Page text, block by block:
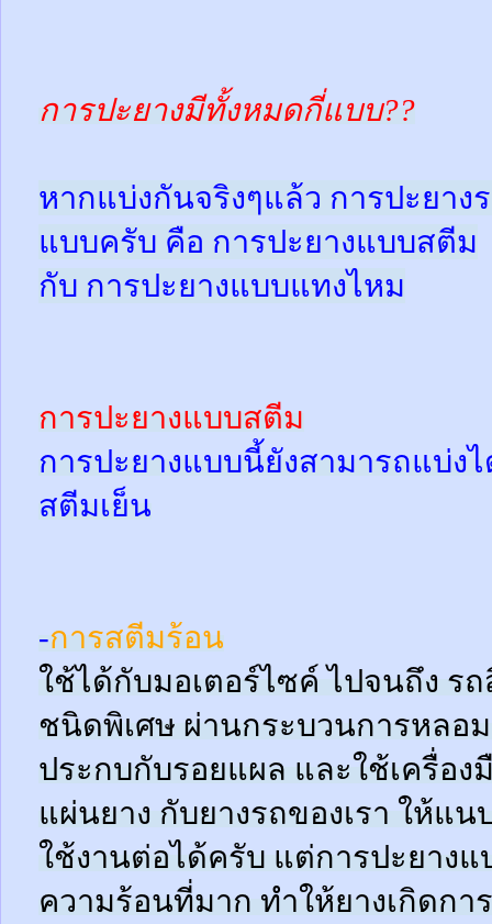
การปะยางมีทั้งหมดกี่แบบ??
หากแบ่งกันจริงๆแล้ว การปะยาง
แบบครับ คือ การปะยางแบบสตีม
กับ การปะยางแบบแทงไหม
การปะยางแบบสตีม
การปะยางแบบนี้ยังสามารถแบ่ง
สตีมเย็น
-การสตีมร้อน
ใช้ได้กับมอเตอร์ไซค์ ไปจนถึง ร
ชนิดพิเศษ ผ่านกระบวนการหลอ
ประกบกับรอยแผล และใช้เครื่อง
แผ่นยาง กับยางรถของเรา ให้แ
ใช้งานต่อได้ครับ แต่การปะยาง
ความร้อนที่มาก ทำให้ยางเกิดกา